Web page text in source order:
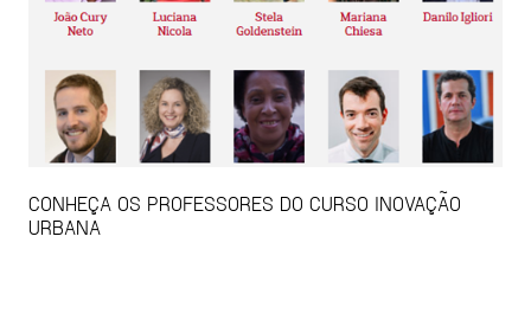
CONHEÇA OS PROFESSORES DO CURSO INOVAÇÃO
URBANA